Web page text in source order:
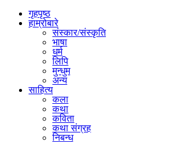
गृहपृष्ठ
हाम्रोबारे
संस्कार/संस्कृति
भाषा
धर्म
लिपि
मुन्धुम
अन्य
साहित्य
कला
कथा
कविता
कथा संग्रह
निबन्ध